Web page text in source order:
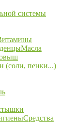
системы
Масла
(соли, пенки...)
Средства